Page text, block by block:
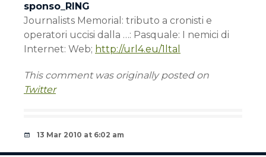
sponso_RING
Journalists Memorial: tributo a cronisti e
operatori uccisi dalla …: Pasquale: I nemici di
Internet: Web; http://url4.eu/1ltal
This comment was originally posted on
Twitter
13 Mar 2010 at 6:02 am